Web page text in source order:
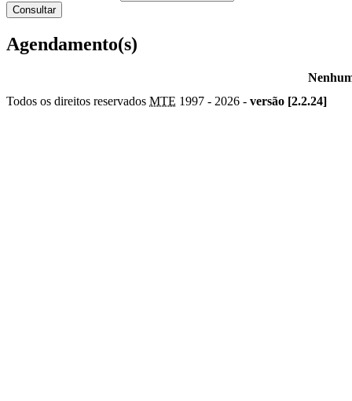
Agendamento(s)
Todos os direitos reservados MTE 1997 - 2026 - versão [2.2.24]